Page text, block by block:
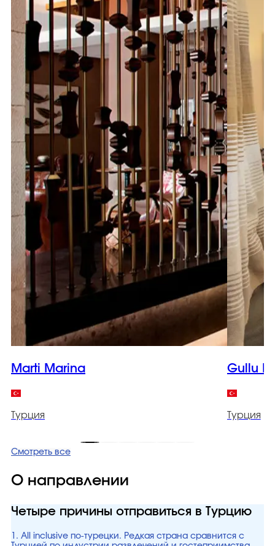
Marti Marina
Турция
Gullu
Турция
Смотреть все
О направлении
Четыре причины отправиться в Турцию
1. All inclusive по-турецки. Редкая страна сравнится с